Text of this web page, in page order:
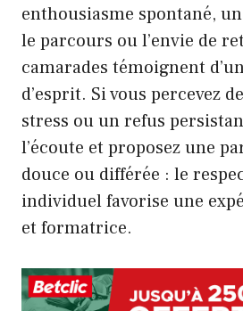
enthousiasme spontané,
le parcours ou l’envie de
camarades témoignent
d’esprit. Si vous percevez
stress ou un refus
l’écoute et proposez une
douce ou différée : le
individuel favorise une
et formatrice.